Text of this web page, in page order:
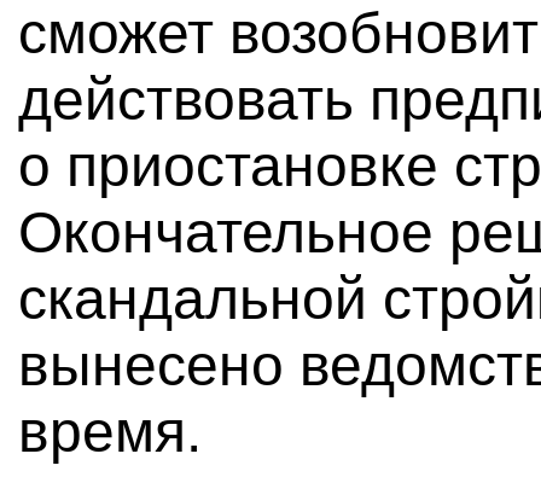
сможет
действовать
о приостановке
Окончательное
скандальной
вынесено
время.